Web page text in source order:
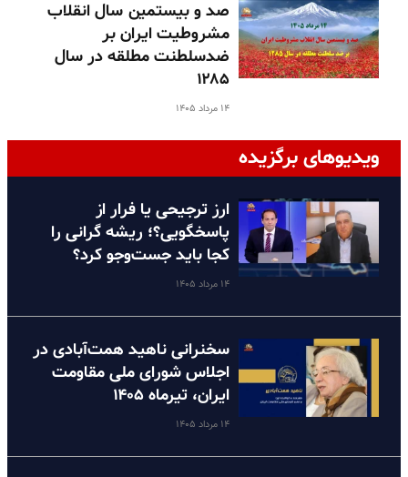
صد و بیستمین سال انقلاب
مشروطیت ایران بر
ضدسلطنت مطلقه در سال
۱۲۸۵
۱۴ مرداد ۱۴۰۵
ویدیوهای برگزیده
ارز ترجیحی یا فرار از
پاسخگویی؟؛ ریشه گرانی را
کجا باید جست‌وجو کرد؟
۱۴ مرداد ۱۴۰۵
سخنرانی ناهید همت‌آبادی در
اجلاس شورای ملی مقاومت
ایران، تیرماه ۱۴۰۵
۱۴ مرداد ۱۴۰۵